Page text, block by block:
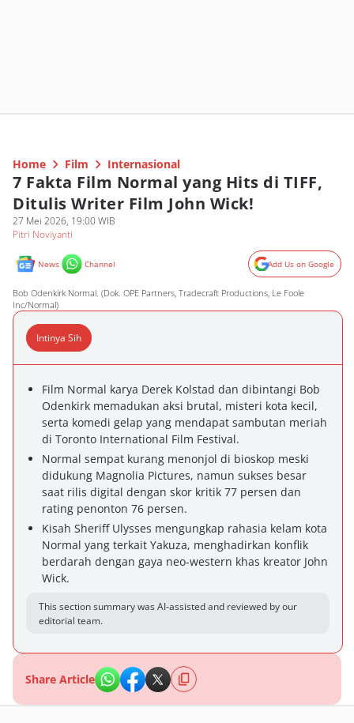
Home Film Internasional
7 Fakta Film Normal yang Hits di TIFF,
Ditulis Writer Film John Wick!
27 Mei 2026, 19:00 WIB
Pitri Noviyanti
News Channel Add Us on Google
Bob Odenkirk Normal. (Dok. OPE Partners, Tradecraft Productions, Le Foole
Inc/Normal)
Intinya Sih
Film Normal karya Derek Kolstad dan dibintangi Bob
Odenkirk memadukan aksi brutal, misteri kota kecil,
serta komedi gelap yang mendapat sambutan meriah
di Toronto International Film Festival.
Normal sempat kurang menonjol di bioskop meski
didukung Magnolia Pictures, namun sukses besar
saat rilis digital dengan skor kritik 77 persen dan
rating penonton 76 persen.
Kisah Sheriff Ulysses mengungkap rahasia kelam kota
Normal yang terkait Yakuza, menghadirkan konflik
berdarah dengan gaya neo-western khas kreator John
Wick.
This section summary was AI-assisted and reviewed by our
editorial team.
Share Article